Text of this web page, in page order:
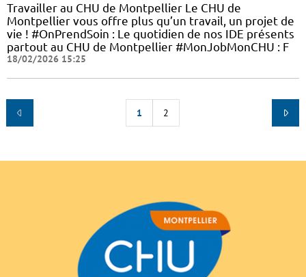
Travailler au CHU de Montpellier Le CHU de
Montpellier vous offre plus qu’un travail, un projet de
vie ! #OnPrendSoin : Le quotidien de nos IDE présents
partout au CHU de Montpellier #MonJobMonCHU : F
18/02/2026 15:25
1 2